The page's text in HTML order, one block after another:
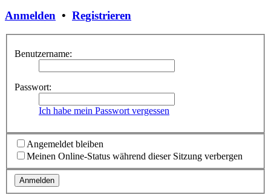
Anmelden • Registrieren
Benutzername:
Passwort:
Ich habe mein Passwort vergessen
Angemeldet bleiben
Meinen Online-Status während dieser Sitzung verbergen